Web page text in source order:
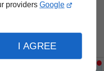
providers Google
I AGREE
page